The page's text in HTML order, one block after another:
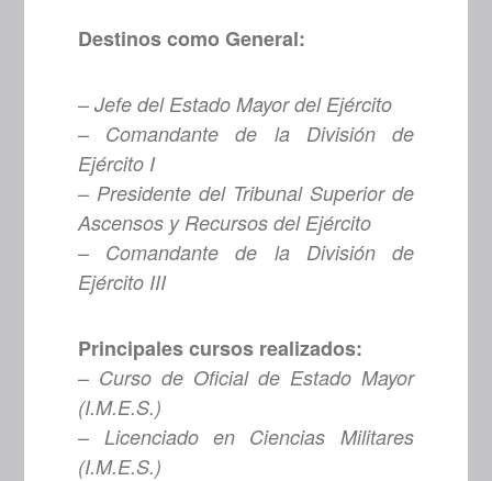
Destinos como General:
–Jefe del Estado Mayor del Ejército
– Comandante de la División de
Ejército I
– Presidente del Tribunal Superior de
Ascensos y Recursos del Ejército
– Comandante de la División de
Ejército III
Principales cursos realizados:
– Curso de Oficial de Estado Mayor
(I.M.E.S.)
– Licenciado en Ciencias Militares
(I.M.E.S.)